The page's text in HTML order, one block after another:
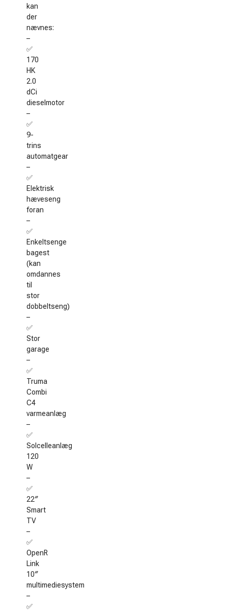
kan
der
nævnes:
–
✅
170
HK
2.0
dCi
dieselmotor
–
✅
9-
trins
automatgear
–
✅
Elektrisk
hæveseng
foran
–
✅
Enkeltsenge
bagest
(kan
omdannes
til
stor
dobbeltseng)
–
✅
Stor
garage
–
✅
Truma
Combi
C4
varmeanlæg
–
✅
Solcelleanlæg
120
W
–
✅
22″
Smart
TV
–
✅
OpenR
Link
10″
multimediesystem
–
✅